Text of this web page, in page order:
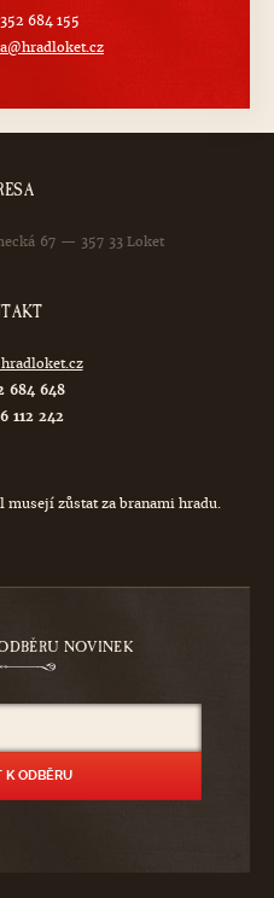
684 155
67 — 357 33 Loket
684 648
112 242
musejí zůstat za branami hradu.
NOVINEK